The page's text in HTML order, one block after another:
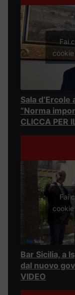
Fai
Sala
“Norma
CLICCA PER
Fai
Bar Sicilia, a
dal nuovo
VIDEO